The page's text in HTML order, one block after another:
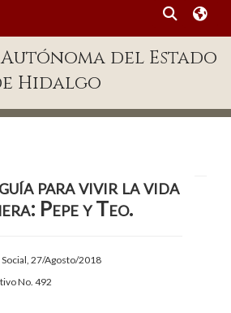
del Estado
Hidalgo
para vivir la vida
Pepe y Teo.
27/Agosto/2018
No. 492